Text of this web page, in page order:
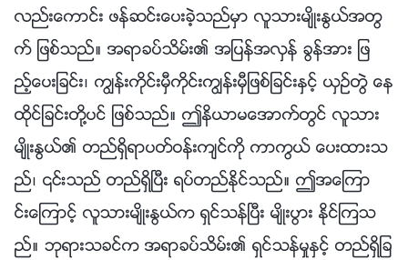
လည္းေကာင္း ဖန္ဆင္းေပးခဲ့သည္မွာ လူသားမ်ိဳးႏြယ္အတြ
က္ ျဖစ္သည္။ အရာခပ္သိမ္း၏ အျပန္အလွန္ ခြန္အား ျဖ
ည့္ေပးျခင္း၊ ကြၽန္းကိုင္းမွီကိုင္းကြၽန္းမွီျဖစ္ျခင္းႏွင့္ ယွဥ္တြဲ ေန
ထိုင္ျခင္းတို႔ပင္ ျဖစ္သည္။ ဤနိယာမေအာက္တြင္ လူသား
မ်ိဳးႏြယ္၏ တည္ရွိရာပတ္ဝန္းက်င္ကို ကာကြယ္ ေပးထားသ
ည္၊ ၎သည္ တည္ရွိၿပီး ရပ္တည္ႏိုင္သည္။ ဤအေၾကာ
င္းေၾကာင့္ လူသားမ်ိဳးႏြယ္က ရွင္သန္ၿပီး မ်ိဳးပြား ႏိုင္ၾကသ
ည္။ ဘုရားသခင္က အရာခပ္သိမ္း၏ ရွင္သန္မႈႏွင့္ တည္ရွိျခ